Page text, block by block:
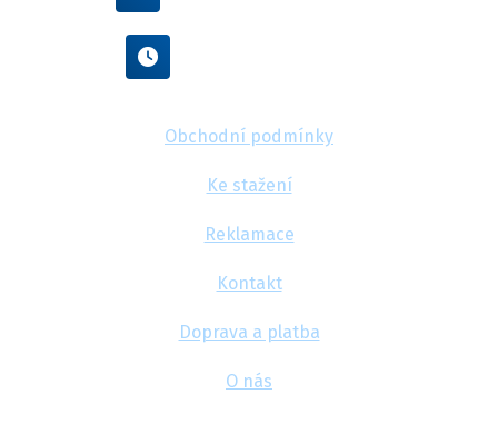
Obchodní podmínky
Ke stažení
Reklamace
Kontakt
Doprava a platba
O nás